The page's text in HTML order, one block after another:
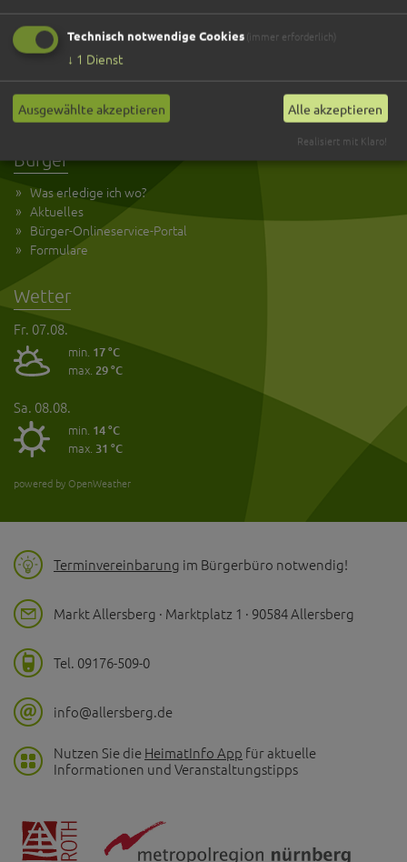
Service
Kultur und Tourismus
Öffnungszeiten
Kontakt
Bürger
Was erledige ich wo?
Aktuelles
Bürger-Onlineservice-Portal
Formulare
Wetter
Fr. 07.08.
min. 17 °C
max. 29 °C
Sa. 08.08.
min. 14 °C
max.31 °C
powered by OpenWeather
Terminvereinbarung im Bürgerbüro notwendig!
Markt Allersberg · Marktplatz 1 · 90584 Allersberg
Tel. 09176-509-0
info@allersberg.de
Nutzen Sie dieHeimatInfo App für aktuelle
Informationen und Veranstaltungstipps
Technisch notwendige Cookies(immer erforderlich)
↓ 1 Dienst
Ausgewählte akzeptieren Alle akzeptieren
Realisiert mit Klaro!